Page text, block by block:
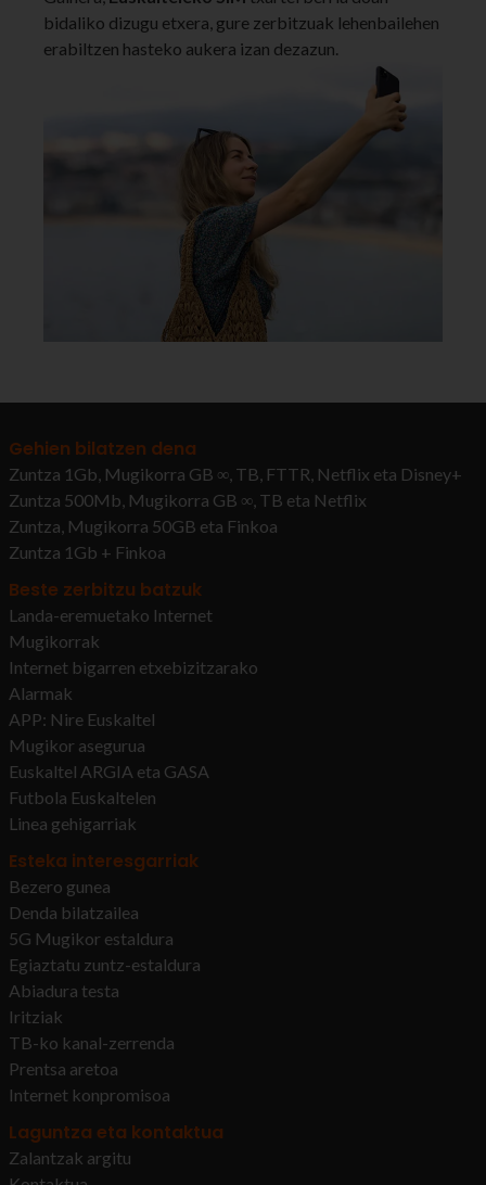
bidaliko dizugu etxera, gure zerbitzuak lehenbailehen
erabiltzen hasteko aukera izan dezazun.
Gehien bilatzen dena
Zuntza 1Gb, Mugikorra GB ∞, TB, FTTR, Netflix eta Disney+
Zuntza 500Mb, Mugikorra GB ∞, TB eta Netflix
Zuntza, Mugikorra 50GB eta Finkoa
Zuntza 1Gb + Finkoa
Beste zerbitzu batzuk
Landa-eremuetako Internet
Mugikorrak
Internet bigarren etxebizitzarako
Alarmak
APP: Nire Euskaltel
Mugikor asegurua
Euskaltel ARGIA eta GASA
Futbola Euskaltelen
Linea gehigarriak
Esteka interesgarriak
Bezero gunea
Denda bilatzailea
5G Mugikor estaldura
Egiaztatu zuntz-estaldura
Abiadura testa
Iritziak
TB-ko kanal-zerrenda
Prentsa aretoa
Internet konpromisoa
Laguntza eta kontaktua
Zalantzak argitu